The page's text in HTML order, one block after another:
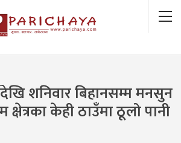
शनिवार बिहानसम्म मनसुन
क्षेत्रका केही ठाउँमा ठूलो पानी